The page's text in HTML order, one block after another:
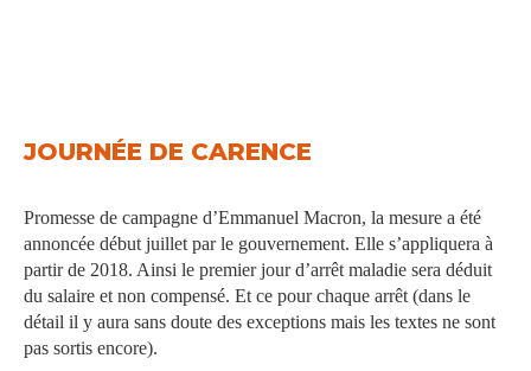
JOURNÉE DE CARENCE
Promesse de campagne d’Emmanuel Macron, la mesure a été
annoncée début juillet par le gouvernement. Elle s’appliquera à
partir de 2018. Ainsi le premier jour d’arrêt maladie sera déduit
du salaire et non compensé. Et ce pour chaque arrêt (dans le
détail il y aura sans doute des exceptions mais les textes ne sont
pas sortis encore).